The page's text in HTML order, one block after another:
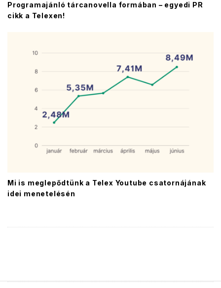
Programajánló tárcanovella formában – egyedi PR
cikk a Telexen!
Mi is meglepődtünk a Telex Youtube csatornájának
idei menetelésén